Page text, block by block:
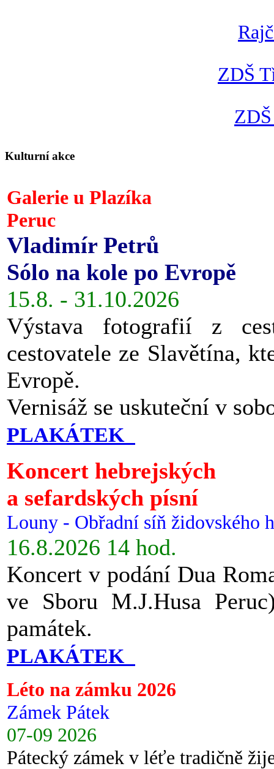
ZDŠ
Kulturní akce
Galerie u Plazíka
Peruc
Vladimír Petrů
Sólo na kole po Evropě
15.8. - 31.10.2026
Výstava fotografií z
cestovatele ze Slavětína,
Evropě.
Vernisáž se uskuteční v
PLAKÁTEK
Koncert hebrejských
a sefardských písní
Louny - Obřadní síň židovského
16.8.2026 14 hod.
Koncert v podání Dua
ve Sboru M.J.Husa
památek.
PLAKÁTEK
Léto na zámku 2026
Zámek Pátek
07-09 2026
Pátecký zámek v léťe tradičně